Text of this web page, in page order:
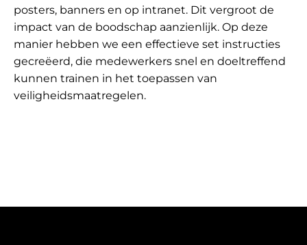
posters, banners en op intranet. Dit vergroot de
impact van de boodschap aanzienlijk. Op deze
manier hebben we een effectieve set instructies
gecreëerd, die medewerkers snel en doeltreffend
kunnen trainen in het toepassen van
veiligheidsmaatregelen.